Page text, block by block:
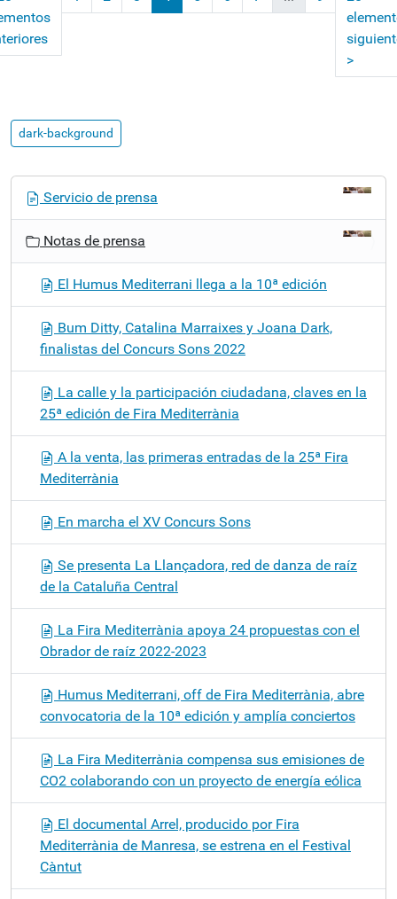
>
dark-background
n
Servicio de prensa
Notas de prensa
El Humus Mediterrani llega a la 10ª edición
Bum Ditty, Catalina Marraixes y Joana Dark,
finalistas del Concurs Sons 2022
La calle y la participación ciudadana, claves en la
25ª edición de Fira Mediterrània
A la venta, las primeras entradas de la 25ª Fira
Mediterrània
En marcha el XV Concurs Sons
Se presenta La Llançadora, red de danza de raíz
de la Cataluña Central
La Fira Mediterrània apoya 24 propuestas con el
Obrador de raíz 2022-2023
Humus Mediterrani, off de Fira Mediterrània, abre
convocatoria de la 10ª edición y amplía conciertos
La Fira Mediterrània compensa sus emisiones de
CO2 colaborando con un proyecto de energía eólica
El documental Arrel, producido por Fira
Mediterrània de Manresa, se estrena en el Festival
Càntut